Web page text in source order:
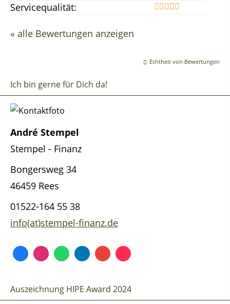
Servicequalität:
« alle Bewertungen anzeigen
Echtheit von Bewertungen
Ich bin gerne für Dich da!
André Stempel
Stempel - Finanz
Bongersweg 34
46459 Rees
01522-164 55 38
info(at)stempel-finanz.de
Auszeichnung HIPE Award 2024